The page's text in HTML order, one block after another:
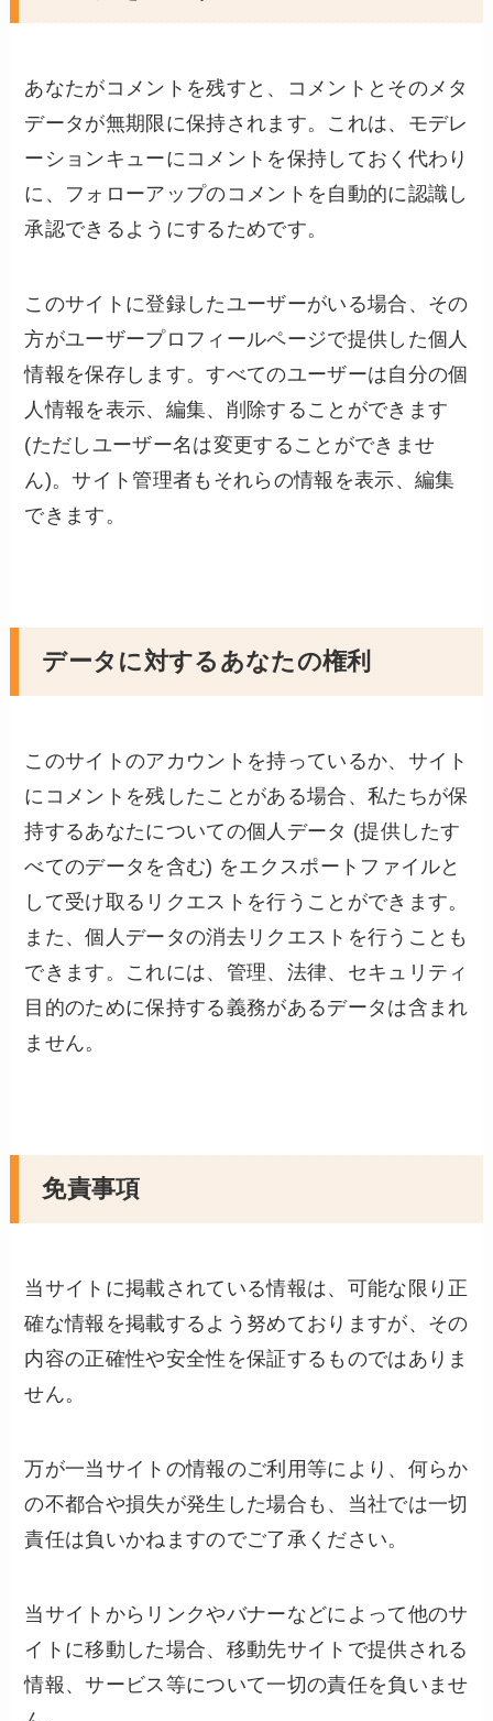
あなたがコメントを残すと、コメントとそのメタ
データが無期限に保持されます。これは、モデレ
ーションキューにコメントを保持しておく代わり
に、フォローアップのコメントを自動的に認識し
承認できるようにするためです。
このサイトに登録したユーザーがいる場合、その
方がユーザープロフィールページで提供した個人
情報を保存します。すべてのユーザーは自分の個
人情報を表示、編集、削除することができます
(ただしユーザー名は変更することができませ
ん)。サイト管理者もそれらの情報を表示、編集
できます。
データに対するあなたの権利
このサイトのアカウントを持っているか、サイト
にコメントを残したことがある場合、私たちが保
持するあなたについての個人データ (提供したす
べてのデータを含む) をエクスポートファイルと
して受け取るリクエストを行うことができます。
また、個人データの消去リクエストを行うことも
できます。これには、管理、法律、セキュリティ
目的のために保持する義務があるデータは含まれ
ません。
免責事項
当サイトに掲載されている情報は、可能な限り正
確な情報を掲載するよう努めておりますが、その
内容の正確性や安全性を保証するものではありま
せん。
万が一当サイトの情報のご利用等により、何らか
の不都合や損失が発生した場合も、当社では一切
責任は負いかねますのでご了承ください。
当サイトからリンクやバナーなどによって他のサ
イトに移動した場合、移動先サイトで提供される
情報、サービス等について一切の責任を負いませ